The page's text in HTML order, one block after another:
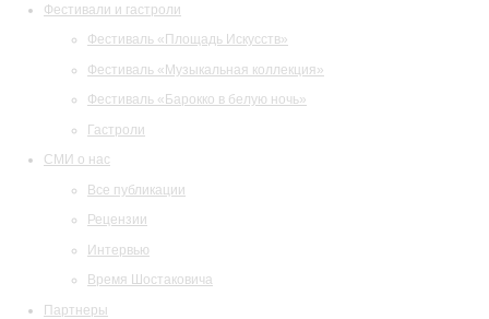
Фестивали и гастроли
Фестиваль «Площадь Искусств»
Фестиваль «Музыкальная коллекция»
Фестиваль «Барокко в белую ночь»
Гастроли
СМИ о нас
Все публикации
Рецензии
Интервью
Время Шостаковича
Партнеры